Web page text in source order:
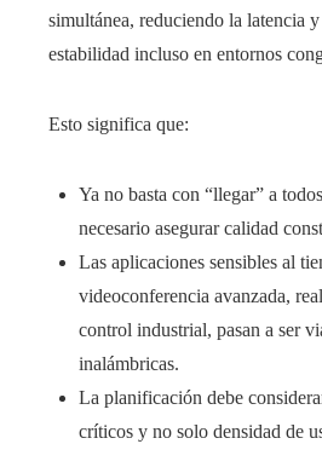
simultánea, reduciendo la latencia
estabilidad incluso en entornos
Esto significa que:
Ya no basta con “llegar” a
necesario asegurar calidad
Las aplicaciones sensibles al
videoconferencia avanzada,
control industrial, pasan a ser
inalámbricas.
La planificación debe
críticos y no solo densidad de